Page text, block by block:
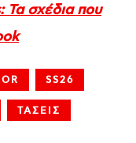
Τα σχέδια που
SS26
ΤΑΣΕΙΣ